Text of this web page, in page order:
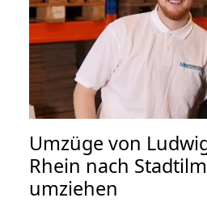
Umzüge von
Rhein nach
umziehen